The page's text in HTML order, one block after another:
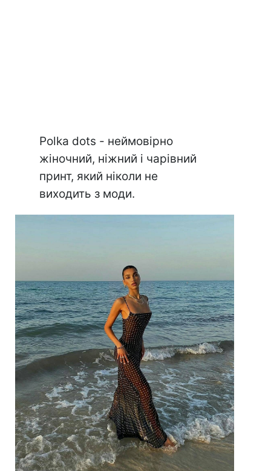
Polka dots - неймовірно
жіночний, ніжний і чарівний
принт, який ніколи не
виходить з моди.⠀